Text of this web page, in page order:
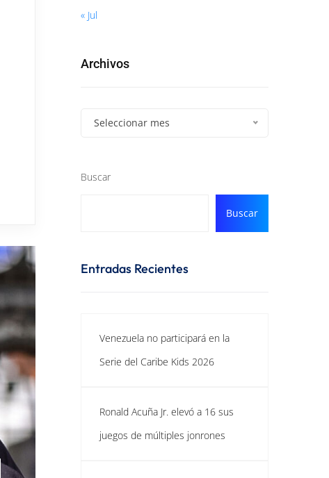
« Jul
Archivos
Seleccionar mes
Buscar
Buscar
Entradas Recientes
Venezuela no participará en la
Serie del Caribe Kids 2026
Ronald Acuña Jr. elevó a 16 sus
juegos de múltiples jonrones